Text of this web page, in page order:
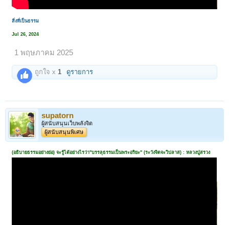
สิ่งที่เป็นธรรม
Jul 26, 2024
1 พฤษภาคม 2025
ถูกใจ x 1 ดูรายการ
supatorn
ผู้สนับสนุนเว็บพลังจิต
ผู้สนับสนุนพิเศษ
(อธิบายธรรมอย่างย่อ) จะรู้ได้อย่างไรว่า"บรรลุธรรมเป็นพระอริยะ" (ระวังจิตจะวิปลาส) : หลวงปู่สรวง